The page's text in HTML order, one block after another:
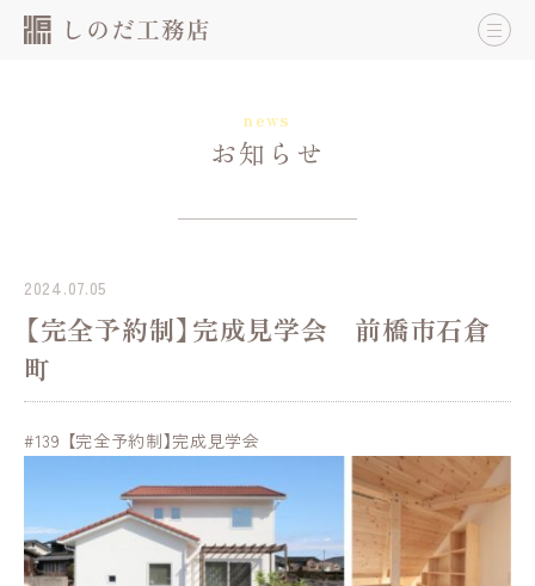
news
お知らせ
2024.07.05
【完全予約制】完成見学会 前橋市石倉
町
#139 【完全予約制】完成見学会